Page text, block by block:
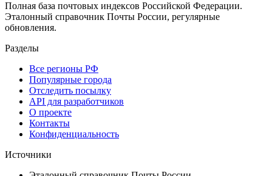
Полная база почтовых индексов Российской Федерации.
Эталонный справочник Почты России, регулярные
обновления.
Разделы
Все регионы РФ
Популярные города
Отследить посылку
API для разработчиков
О проекте
Контакты
Конфиденциальность
Источники